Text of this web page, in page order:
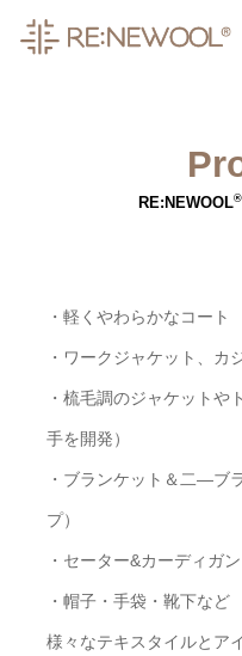
RE:NEWOOL®
・軽くやわらかなコート
・ワークジャケット、カ
・梳毛調のジャケットや
手を開発）
・ブランケット＆二―ブ
プ）
・セーター&カーディガン
・帽子・手袋・靴下など
様々なテキスタイルとア